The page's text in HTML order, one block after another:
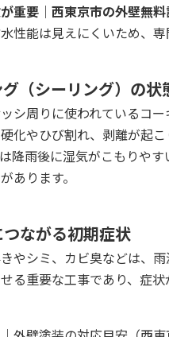
重要｜西東京市の外壁無
性能は見えにくいため、専
（シーリング）の状
シ周りに使われているコ
化やひび割れ、剥離が起
降雨後に湿気がこもりや
あります。
ながる初期症状
やシミ、カビ臭などは、
る重要な工事であり、症